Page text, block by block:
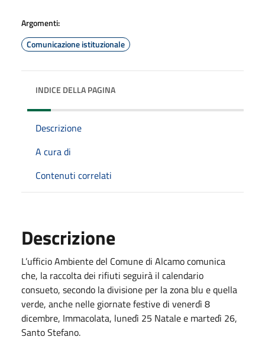
Argomenti:
Comunicazione istituzionale
INDICE DELLA PAGINA
Descrizione
A cura di
Contenuti correlati
Descrizione
L’ufficio Ambiente del Comune di Alcamo comunica
che, la raccolta dei rifiuti seguirà il calendario
consueto, secondo la divisione per la zona blu e quella
verde, anche nelle giornate festive di venerdì 8
dicembre, Immacolata, lunedì 25 Natale e martedì 26,
Santo Stefano.